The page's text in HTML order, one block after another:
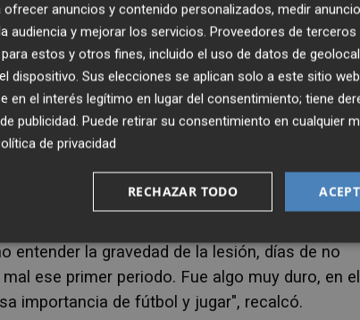
la rodilla izquierda el 12 de marzo en un
que en este tiempo hubo momentos que
pero no sabíamos lo que hay dentro de esa
un riesgo y no queríamos que volviera a pasar",
entender la gravedad de la lesión, días de no
ese primer periodo. Fue algo muy duro, en el
importancia de fútbol y jugar", recalcó.
ofrecer anuncios y contenido personalizados, medir
audiencia y mejorar los servicios. Proveedores de terceros
estos y otros fines, incluido el uso de datos de
dispositivo. Sus elecciones se aplican solo a este sitio
en el interés legítimo en lugar del consentimiento; tiene
publicidad. Puede retirar su consentimiento en cualquier
de privacidad
RECHAZAR TODO